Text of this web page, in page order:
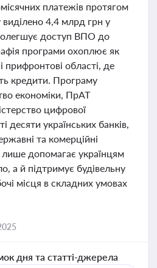
платежів протягом
виділено 4,4 млрд грн у
доступ ВПО до
програми охоплює як
прифронтові області, де
кредити. Програму
економіки, ПрАТ
цифрової
десяти українських банків,
та комерційні
допомагає українцям
а й підтримує будівельну
місця в складних умовах
дня та статті-джерела